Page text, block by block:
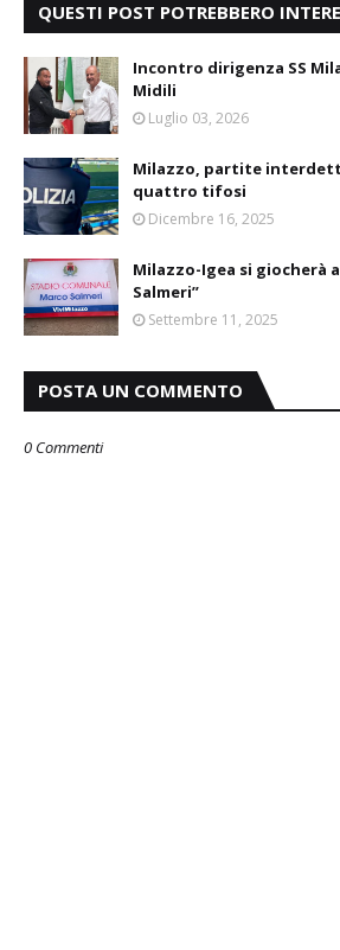
QUESTI POST POTREBBERO
Incontro dirigenza SS
Midili
Luglio 03, 2026
Milazzo, partite
quattro tifosi
Dicembre 16, 2025
Milazzo-Igea si giocherà
Salmeri”
Settembre 11, 2025
POSTA UN COMMENTO
0 Commenti